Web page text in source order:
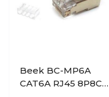
Beek BC-MP6A
CAT6A RJ45 8P8C